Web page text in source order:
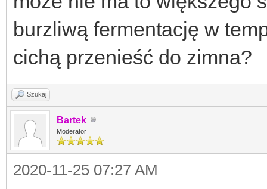
burzliwą fermentację w
cichą przenieść do zimna?
Szukaj
Bartek
Moderator
2020-11-25 07:27 AM